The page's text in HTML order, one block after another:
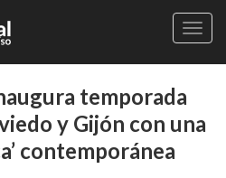
temporada
y Gijón con una
contemporánea